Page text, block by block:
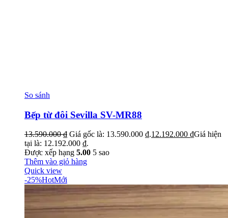
So sánh
Bếp từ đôi Sevilla SV-MR88
13.590.000₫ Giá gốc là: 13.590.000 ₫.12.192.000 ₫Giá hiện
tại là: 12.192.000 ₫.
Được xếp hạng 5.00 5 sao
Thêm vào giỏ hàng
Quick view
-25%HotMới